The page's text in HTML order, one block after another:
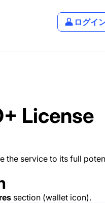
ログイ
License
the service to its full
section (wallet icon).